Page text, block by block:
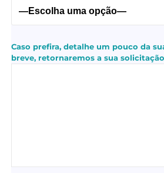
Caso prefira, detalhe um pouco da
breve, retornaremos a sua